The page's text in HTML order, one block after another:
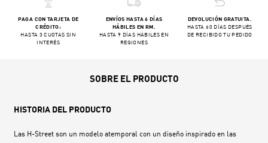
PAGA CON TARJETA DE
CRÉDITO:
HASTA 3 CUOTAS SIN
INTERÉS
ENVÍOS HASTA 6 DÍAS
HÁBILES EN RM.
HASTA 9 DÍAS HÁBILES EN
REGIONES
DEVOLUCIÓN GRATUITA.
HASTA 60 DÍAS DESPUÉS
DE RECIBIDO TU PEDIDO
SOBRE EL PRODUCTO
HISTORIA DEL PRODUCTO
Las H-Street son un modelo atemporal con un diseño inspirado en las